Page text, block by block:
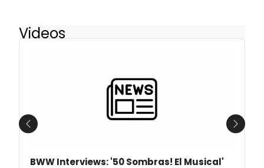
Videos
BWW Interviews: '50 Sombras! El Musical'
Previous Next